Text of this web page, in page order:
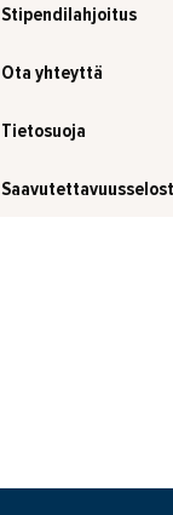
Stipendilahjoitus
Ota yhteyttä
Tietosuoja